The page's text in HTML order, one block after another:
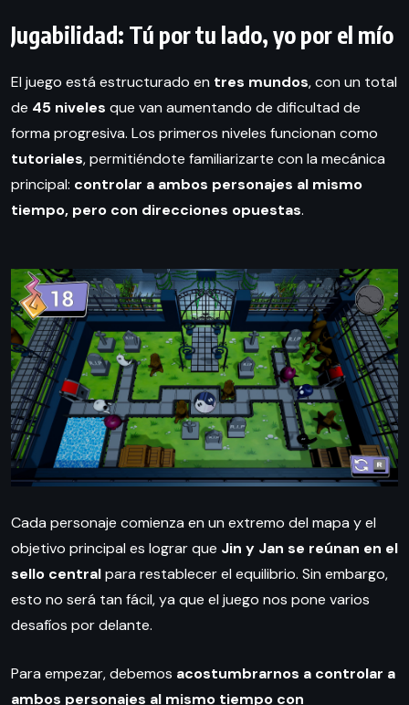
Jugabilidad: Tú por tu lado, yo por el mío
El juego está estructurado en tres mundos, con un total
de 45 niveles que van aumentando de dificultad de
forma progresiva. Los primeros niveles funcionan como
tutoriales, permitiéndote familiarizarte con la mecánica
principal: controlar a ambos personajes al mismo
tiempo, pero con direcciones opuestas.
Cada personaje comienza en un extremo del mapa y el
objetivo principal es lograr que Jin y Jan se reúnan en el
sello centralpara restablecer el equilibrio. Sin embargo,
esto no será tan fácil, ya que el juego nos pone varios
desafíos por delante.
Para empezar, debemos acostumbrarnos a controlar a
ambos personajes al mismo tiempo con